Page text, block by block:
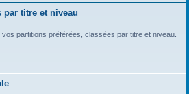
par titre et niveau
vos partitions préférées, classées par titre et niveau.